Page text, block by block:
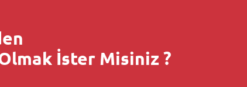
İster Misiniz ?